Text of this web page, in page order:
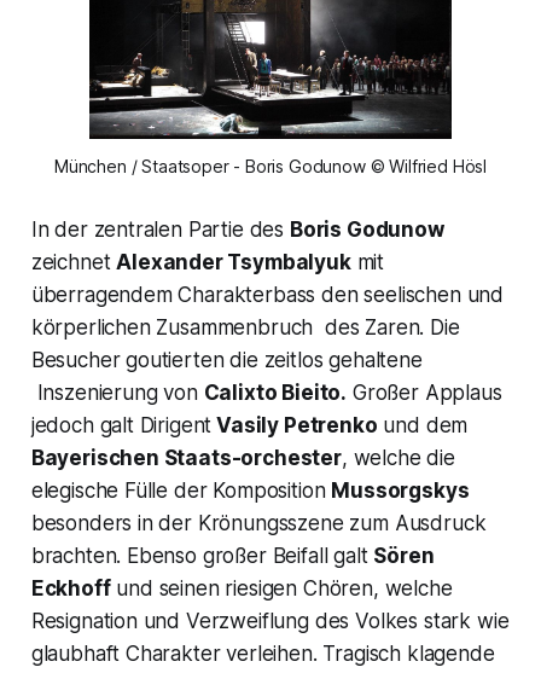
München / Staatsoper - Boris Godunow © Wilfried Hösl
In der zentralen Partie des Boris Godunow
zeichnetAlexander Tsymbalyukmit
überragendem Charakterbass den seelischen und
körperlichen Zusammenbruch des Zaren. Die
Besucher goutierten die zeitlos gehaltene
Inszenierung von Calixto Bieito. Großer Applaus
jedoch galt Dirigent Vasily Petrenko und dem
Bayerischen Staats-orchester, welche die
elegische Fülle der Komposition Mussorgskys
besonders in der Krönungsszene zum Ausdruck
brachten. Ebenso großer Beifall galt Sören
Eckhoffund seinen riesigen Chören, welche
Resignation und Verzweiflung des Volkes stark wie
glaubhaft Charakter verleihen. Tragisch klagende